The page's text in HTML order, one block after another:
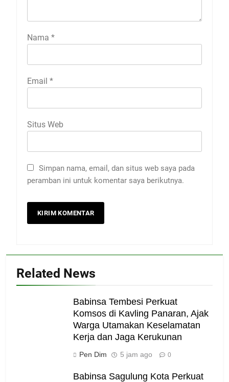
Nama *
Email *
Situs Web
Simpan nama, email, dan situs web saya pada
peramban ini untuk komentar saya berikutnya.
Related News
Babinsa Tembesi Perkuat
Komsos di Kavling Panaran, Ajak
Warga Utamakan Keselamatan
Kerja dan Jaga Kerukunan
Pen Dim 5 jam ago 0
Babinsa Sagulung Kota Perkuat